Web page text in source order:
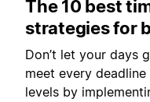
The 10 best
strategies for
Don’t let your days
meet every
levels by